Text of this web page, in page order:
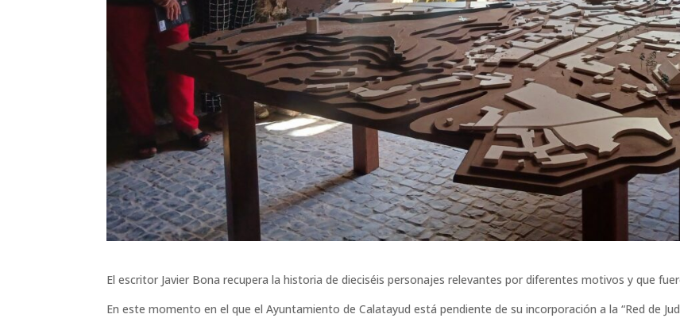
El escritor Javier Bona recupera la historia de dieciséis personajes relevantes por diferentes motivos y que
En este momento en el que el Ayuntamiento de Calatayud está pendiente de su incorporación a la “Red de